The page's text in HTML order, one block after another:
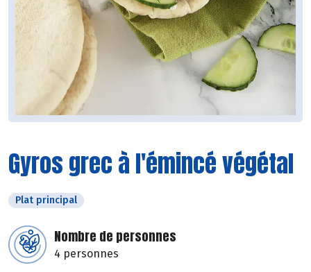
Gyros grec à l'émincé végétal
Plat principal
Nombre de personnes
4 personnes